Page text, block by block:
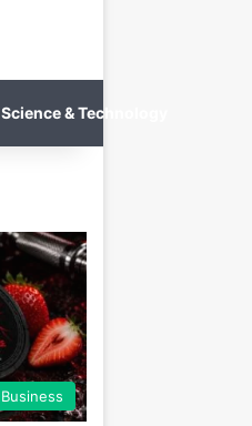
Science & Technology
Business